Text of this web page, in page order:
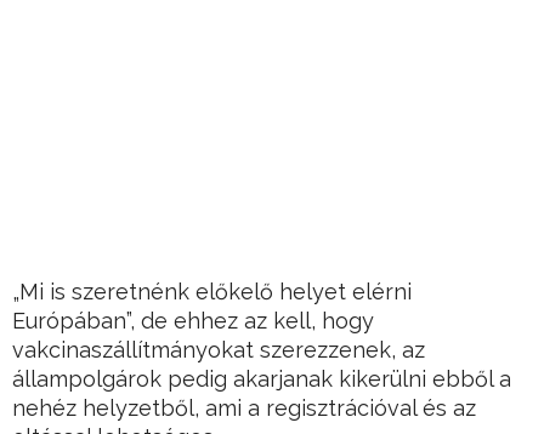
„Mi is szeretnénk előkelő helyet elérni
Európában”, de ehhez az kell, hogy
vakcinaszállítmányokat szerezzenek, az
állampolgárok pedig akarjanak kikerülni ebből a
nehéz helyzetből, ami a regisztrációval és az